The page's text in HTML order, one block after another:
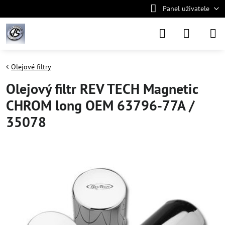
Panel uživatele
Olejové filtry
Olejový filtr REV TECH Magnetic
CHROM long OEM 63796-77A /
35078